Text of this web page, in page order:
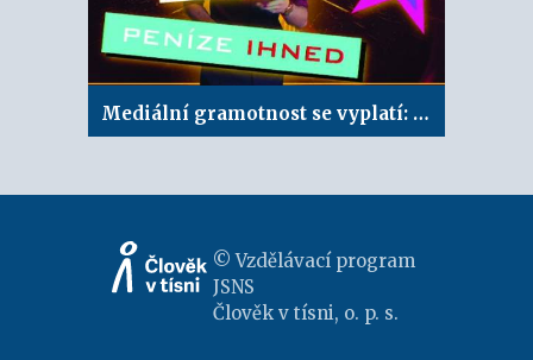
Mediální gramotnost se vyplatí: Výhodný telefon
© Vzdělávací program
JSNS
Člověk v tísni, o. p. s.